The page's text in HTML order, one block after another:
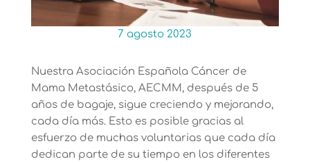
7 agosto 2023
Nuestra Asociación Española Cáncer de
Mama Metastásico, AECMM, después de 5
años de bagaje, sigue creciendo y mejorando,
cada día más. Esto es posible gracias al
esfuerzo de muchas voluntarias que cada día
dedican parte de su tiempo en los diferentes